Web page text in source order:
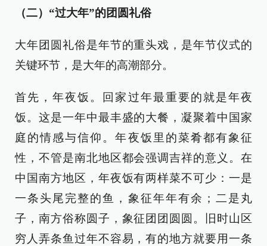
（二）“过大年”的团圆礼俗
大年团圆礼俗是年节的重头戏，是年节仪式的
关键环节，是大年的高潮部分。
首先，年夜饭。回家过年最重要的就是年夜
饭。这是一年中最丰盛的大餐，凝聚着中国家
庭的情感与信仰。年夜饭里的菜肴都有象征
性，不管是南北地区都会强调吉祥的意义。在
中国南方地区，年夜饭有两样菜不可少：一是
一条头尾完整的鱼，象征年年有余；二是丸
子，南方俗称圆子，象征团团圆圆。旧时山区
穷人弄条鱼过年不容易，有的地方就要用一条